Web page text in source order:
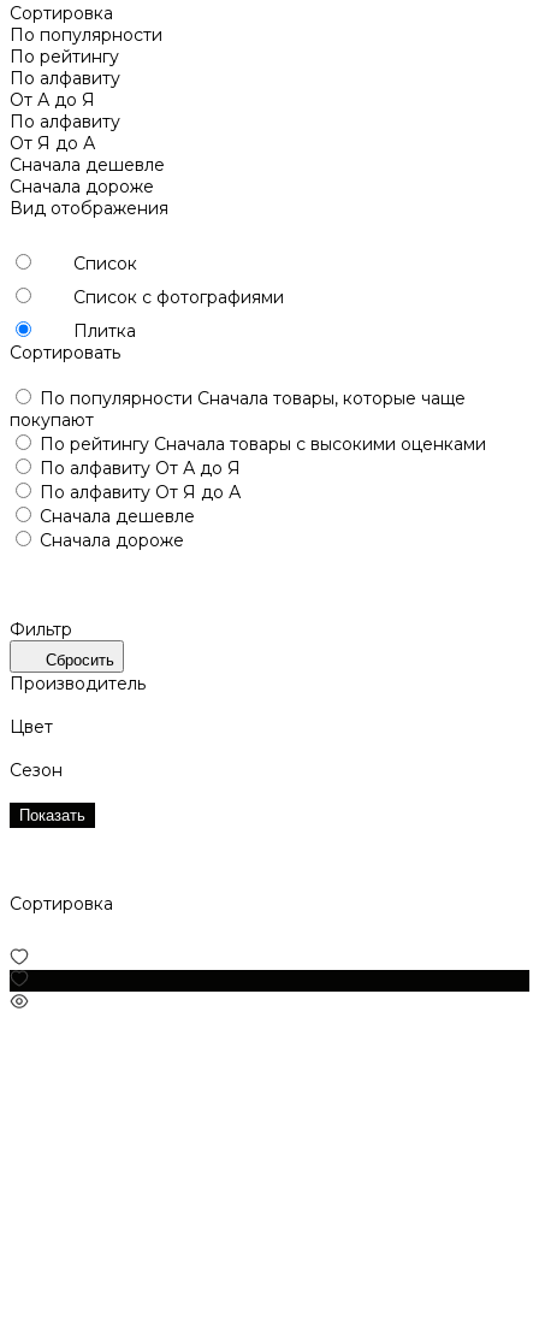
Сортировка
По популярности
По рейтингу
По алфавиту
От А до Я
По алфавиту
От Я до А
Сначала дешевле
Сначала дороже
Вид отображения
Список
Список с фотографиями
Плитка
Сортировать
По популярности Сначала товары, которые чаще
покупают
По рейтингу Сначала товары с высокими оценками
По алфавиту От А до Я
По алфавиту От Я до А
Сначала дешевле
Сначала дороже
Фильтр
Сбросить
Производитель
Цвет
Сезон
Показать
Сортировка